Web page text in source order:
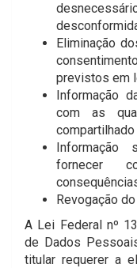
Eliminação
previstos em
Informação
com as
Informação
fornecer
Revogação
A Lei Federal nº
de Dados
titular requerer a